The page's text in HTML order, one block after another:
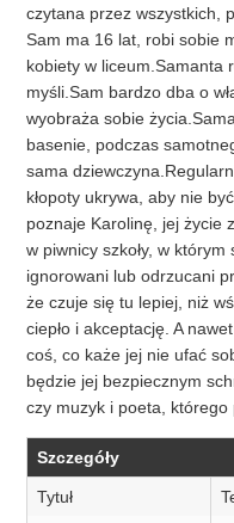
czytana przez wszystkich,
Sam ma 16 lat, robi sobie
kobiety w liceum.Samanta
myśli.Sam bardzo dba o
wyobraża sobie
basenie, podczas
sama
kłopoty ukrywa, aby nie
poznaje Karolinę, jej życie
w piwnicy szkoły, w
ignorowani lub odrzucani
że czuje się tu lepiej, niż
ciepło i akceptację. A
coś, co każe jej nie ufać
będzie jej bezpiecznym
czy muzyk i poeta, którego
Szczegóły
Tytuł